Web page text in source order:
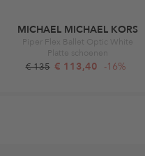
MICHAEL MICHAEL KORS
Piper Flex Ballet Optic White
Platte schoenen
€ 135 € 113,40 -16%